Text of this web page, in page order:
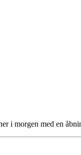
i morgen med en